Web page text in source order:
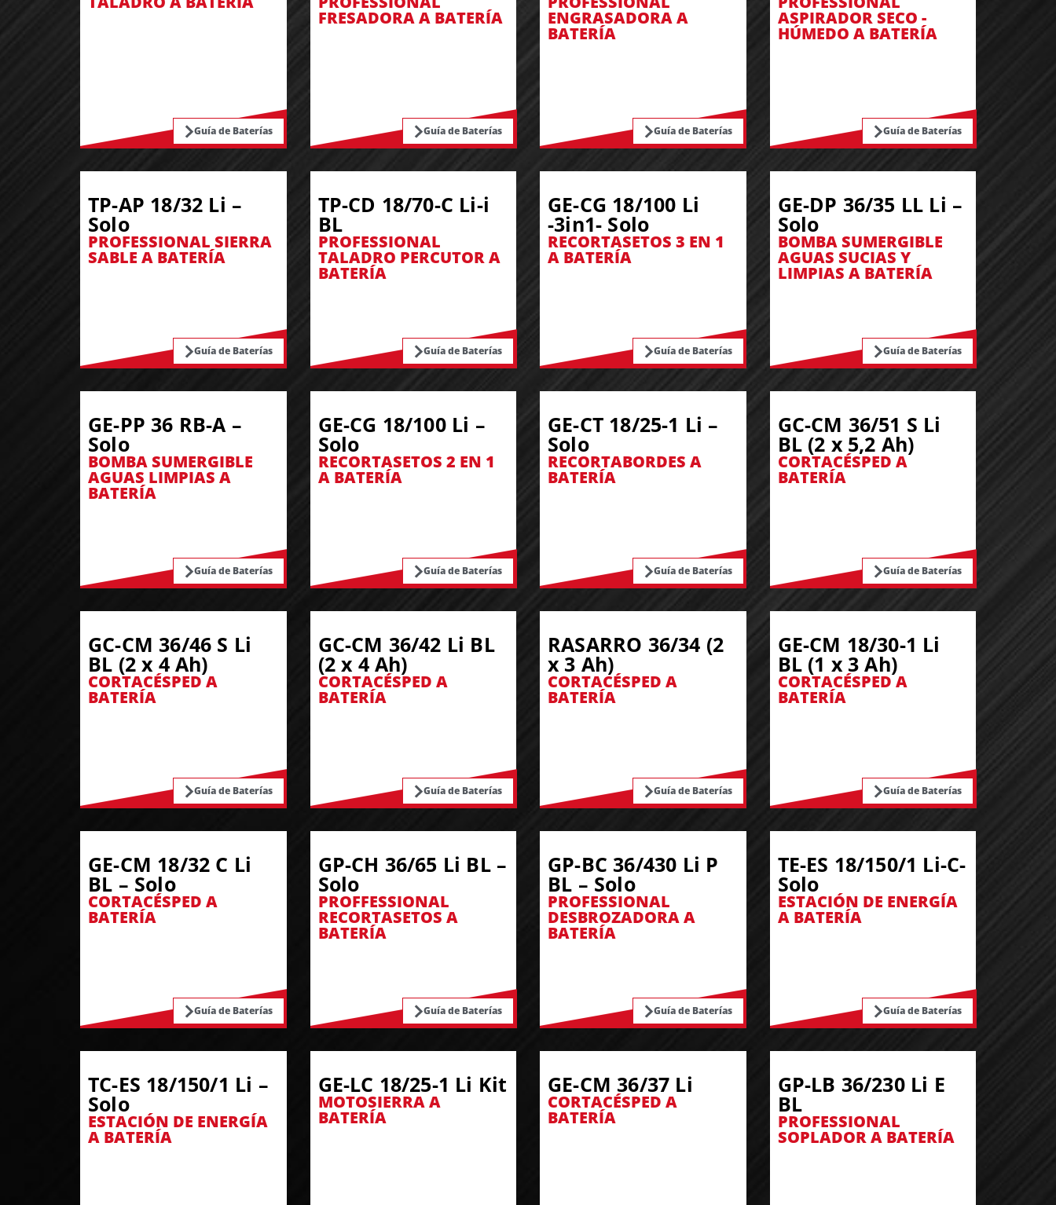
Guía de Baterías
FRESADORA A BATERÍA
Guía de Baterías
ENGRASADORA A
BATERÍA
Guía de Baterías
ASPIRADOR SECO -
HÚMEDO A BATERÍA
Guía de Baterías
TP-AP 18/32 Li –
Solo
PROFESSIONAL SIERRA
SABLE A BATERÍA
Guía de Baterías
TP-CD 18/70-C Li-i
BL
PROFESSIONAL
TALADRO PERCUTOR A
BATERÍA
Guía de Baterías
GE-CG 18/100 Li
-3in1- Solo
RECORTASETOS 3 EN 1
A BATERÍA
Guía de Baterías
GE-DP 36/35 LL Li –
Solo
BOMBA SUMERGIBLE
AGUAS SUCIAS Y
LIMPIAS A BATERÍA
Guía de Baterías
GE-PP 36 RB-A –
Solo
BOMBA SUMERGIBLE
AGUAS LIMPIAS A
BATERÍA
Guía de Baterías
GE-CG 18/100 Li –
Solo
RECORTASETOS 2 EN 1
A BATERÍA
Guía de Baterías
GE-CT 18/25-1 Li –
Solo
RECORTABORDES A
BATERÍA
Guía de Baterías
GC-CM 36/51 S Li
BL (2 x 5,2 Ah)
CORTACÉSPED A
BATERÍA
Guía de Baterías
GC-CM 36/46 S Li
BL (2 x 4 Ah)
CORTACÉSPED A
BATERÍA
Guía de Baterías
GC-CM 36/42 Li BL
(2 x 4 Ah)
CORTACÉSPED A
BATERÍA
Guía de Baterías
RASARRO 36/34 (2
x 3 Ah)
CORTACÉSPED A
BATERÍA
Guía de Baterías
GE-CM 18/30-1 Li
BL (1 x 3 Ah)
CORTACÉSPED A
BATERÍA
Guía de Baterías
GE-CM 18/32 C Li
BL – Solo
CORTACÉSPED A
BATERÍA
Guía de Baterías
GP-CH 36/65 Li BL –
Solo
PROFFESSIONAL
RECORTASETOS A
BATERÍA
Guía de Baterías
GP-BC 36/430 Li P
BL – Solo
PROFESSIONAL
DESBROZADORA A
BATERÍA
Guía de Baterías
TE-ES 18/150/1 Li-C-
Solo
ESTACIÓN DE ENERGÍA
A BATERÍA
Guía de Baterías
TC-ES 18/150/1 Li –
Solo
ESTACIÓN DE ENERGÍA
A BATERÍA
GE-LC 18/25-1 Li Kit
MOTOSIERRA A
BATERÍA
GE-CM 36/37 Li
CORTACÉSPED A
BATERÍA
GP-LB 36/230 Li E
BL
PROFESSIONAL
SOPLADOR A BATERÍA